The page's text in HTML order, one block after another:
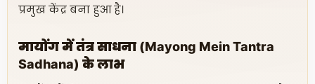
प्रमुख केंद्र बना हुआ है।
मायोंग में तंत्र साधना (Mayong Mein Tantra
Sadhana) के लाभ